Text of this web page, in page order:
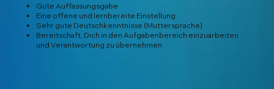
Gute Auffassungsgabe
Eine offene und lernbereite Einstellung
Sehr gute Deutschkenntnisse (Muttersprache)
Bereitschaft, Dich in den Aufgabenbereich einzuarbeiten
und Verantwortung zu übernehmen